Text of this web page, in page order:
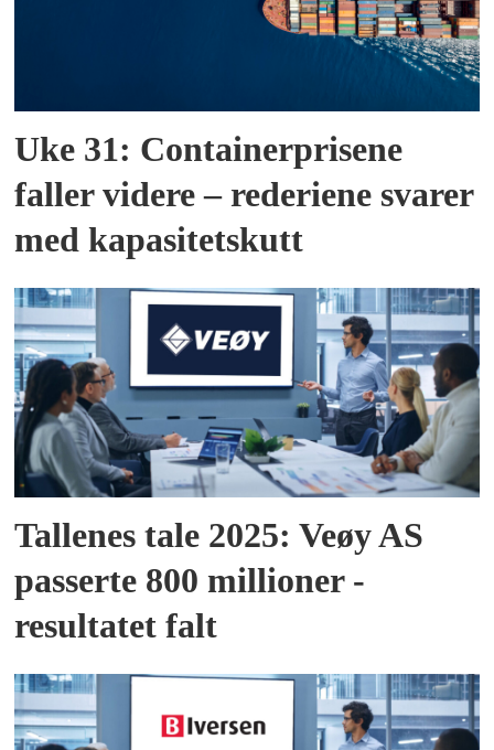
Uke 31: Containerprisene
faller videre – rederiene svarer
med kapasitetskutt
Tallenes tale 2025: Veøy AS
passerte 800 millioner -
resultatet falt